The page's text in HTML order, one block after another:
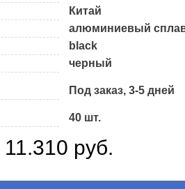
Китай
алюминиевый
black
черный
Под заказ, 3-5 дней
40 шт.
11.310 руб.